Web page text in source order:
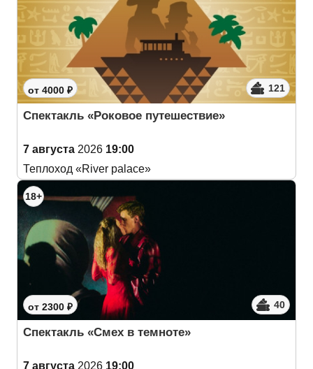
от 4000 ₽ 121
Спектакль «Роковое путешествие»
7 августа 2026 19:00
Теплоход «River palace»
18+
от 2300 ₽ 40
Спектакль «Смех в темноте»
7 августа 2026 19:00